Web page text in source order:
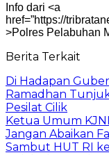
Info dari <a
href=”https://
>Polres Pelabuhan
Berita Terkait
Di Hadapan
Ramadhan
Pesilat Cilik
Ketua Umum
Jangan Abaikan
Sambut HUT RI